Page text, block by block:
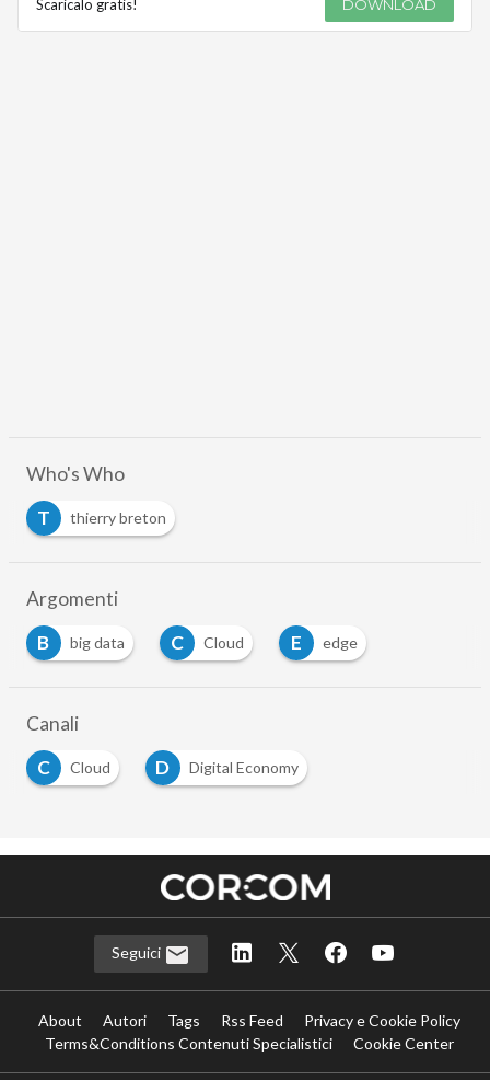
Scaricalo gratis! DOWNLOAD
Who's Who
T
thierry breton
Argomenti
B
big data C Cloud E edge
Canali
C
Cloud D Digital Economy
Seguici
About Autori Tags Rss Feed
Privacy e Cookie Policy
Terms&Conditions Contenuti Specialistici
Cookie Center